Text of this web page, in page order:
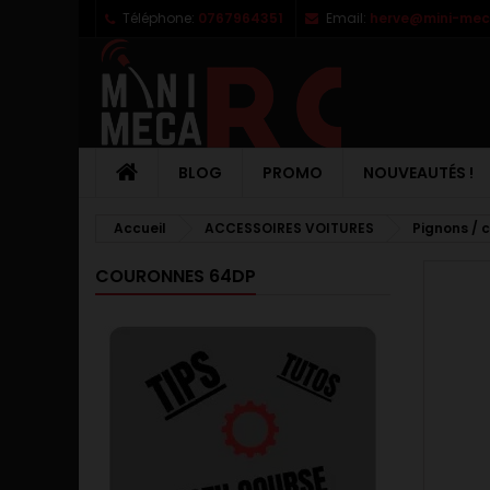
Téléphone: 0767964351 Email: herve@mini-
BLOG PROMO NOUVEAUTÉS !
Accueil ACCESSOIRES VOITURES Pignons /
COURONNES 64DP